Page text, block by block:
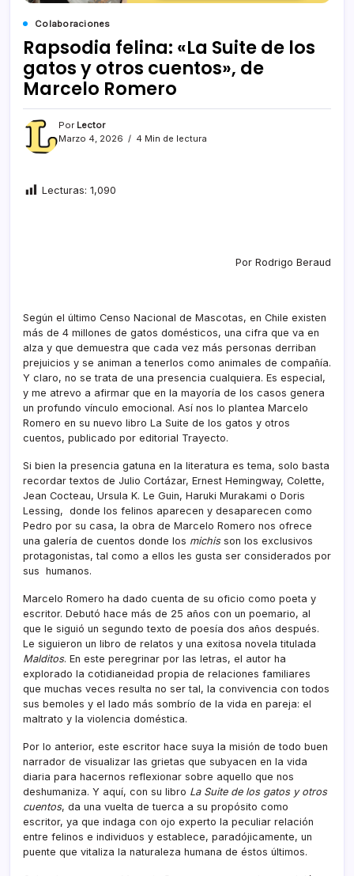
Colaboraciones
Rapsodia felina: «La Suite de los
gatos y otros cuentos», de
Marcelo Romero
Por Lector
Marzo 4, 2026
4 Min de lectura
Lecturas: 1,090
Por Rodrigo Beraud
Según el último Censo Nacional de Mascotas, en Chile existen
más de 4 millones de gatos domésticos, una cifra que va en
alza y que demuestra que cada vez más personas derriban
prejuicios y se animan a tenerlos como animales de compañía.
Y claro, no se trata de una presencia cualquiera. Es especial,
y me atrevo a afirmar que en la mayoría de los casos genera
un profundo vínculo emocional. Así nos lo plantea Marcelo
Romero en su nuevo libro La Suite de los gatos y otros
cuentos, publicado por editorial Trayecto.
Si bien la presencia gatuna en la literatura es tema, solo basta
recordar textos de Julio Cortázar, Ernest Hemingway, Colette,
Jean Cocteau, Ursula K. Le Guin, Haruki Murakami o Doris
Lessing, donde los felinos aparecen y desaparecen como
Pedro por su casa, la obra de Marcelo Romero nos ofrece
una galería de cuentos donde los michisson los exclusivos
protagonistas, tal como a ellos les gusta ser considerados por
sus humanos.
Marcelo Romero ha dado cuenta de su oficio como poeta y
escritor. Debutó hace más de 25 años con un poemario, al
que le siguió un segundo texto de poesía dos años después.
Le siguieron un libro de relatos y una exitosa novela titulada
Malditos. En este peregrinar por las letras, el autor ha
explorado la cotidianeidad propia de relaciones familiares
que muchas veces resulta no ser tal, la convivencia con todos
sus bemoles y el lado más sombrío de la vida en pareja: el
maltrato y la violencia doméstica.
Por lo anterior, este escritor hace suya la misión de todo buen
narrador de visualizar las grietas que subyacen en la vida
diaria para hacernos reflexionar sobre aquello que nos
deshumaniza. Y aquí, con su libro La Suite de los gatos y otros
cuentos, da una vuelta de tuerca a su propósito como
escritor, ya que indaga con ojo experto la peculiar relación
entre felinos e individuos y establece, paradójicamente, un
puente que vitaliza la naturaleza humana de éstos últimos.